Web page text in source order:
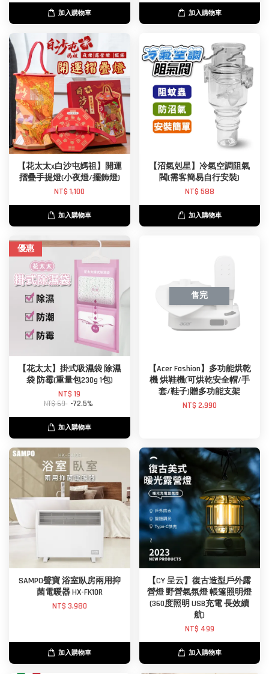
加入購物車 加入購物車
【花太太x白沙屯媽祖】開運
摺疊手提燈(小夜燈/擺飾燈)
NT$ 1,100
加入購物車
【沼氣剋星】冷氣空調阻氣
閥(需客簡易自行安裝)
NT$ 588
加入購物車
優惠
【花太太】掛式吸濕袋 除濕
袋 防霉(重量包230g 1包)
NT$ 19
NT$ 69 -72.5%
加入購物車
售完
【Acer Fashion】多功能烘乾
機 烘鞋機(可烘乾安全帽/手
套/鞋子)贈多功能支架
NT$ 2,990
SAMPO聲寶 浴室臥房兩用抑
菌電暖器 HX-FK10R
NT$ 3,980
加入購物車
【CY 呈云】復古造型戶外露
營燈 野營氣氛燈 帳篷照明燈
(360度照明 USB充電 長效續
航)
NT$ 499
加入購物車